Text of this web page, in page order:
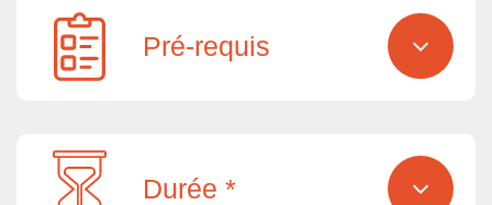
Pré-requis
Durée *